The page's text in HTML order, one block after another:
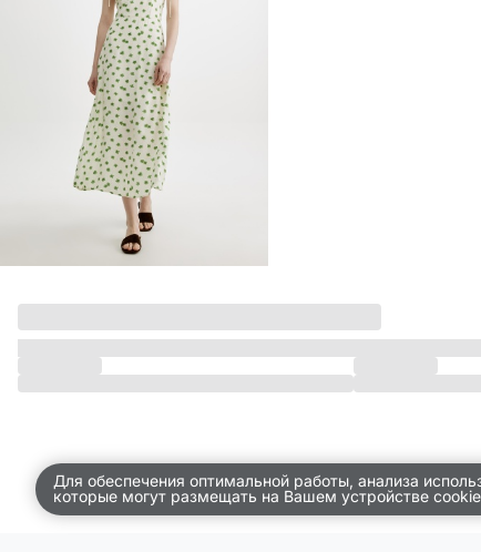
КАНЦЕЛЯРИЯ
ВАННАЯ
ДЕТСТВО
ПО КОМНАТАМ
ВСЕЛЕННАЯ ВИГГЕ
СКОРО В ПРОДАЖЕ
РАСПРОДАЖА ДО -50%
ПОДАРОЧНЫЕ СЕРТИФИКАТЫ
магазины
доставка
Для обеспечения оптимальной работы, анализа
которые могут размещать на Вашем устройстве